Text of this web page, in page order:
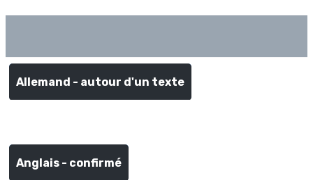
Allemand - autour d'un texte
Anglais - confirmé